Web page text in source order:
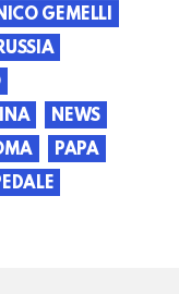
GEMELLI
NEWS
PAPA